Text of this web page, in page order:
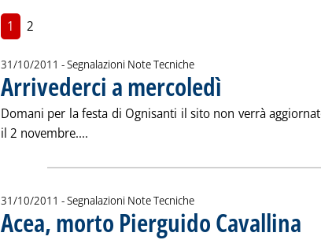
1 2
31/10/2011 - Segnalazioni Note Tecniche
Arrivederci a mercoledì
Domani per la festa di Ognisanti il sito non verrà
il 2 novembre....
31/10/2011 - Segnalazioni Note Tecniche
Acea, morto Pierguido Cavallina